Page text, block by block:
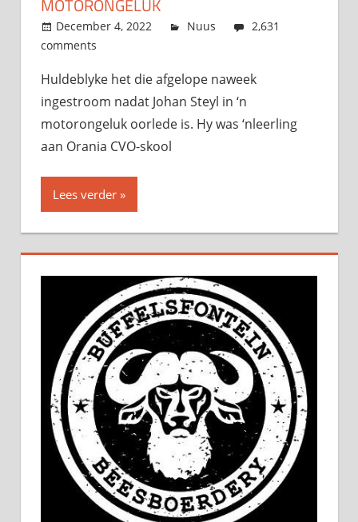
MOTORONGELUK
December 4, 2022 admin
Nuus
2,631
comments
Huldeblyke het die afgelope naweek
ingestroom nadat Johan Steyl in ‘n
motorongeluk oorlede is. Hy was ‘nleerling
aan Orania CVO-skool
Lees verder